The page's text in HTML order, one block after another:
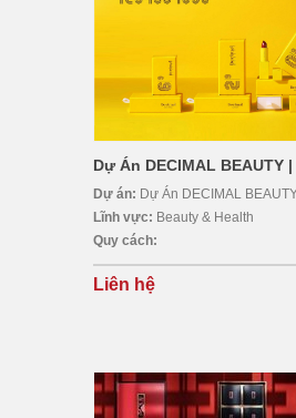
Dự Án DECIMAL BEAUTY |
Dự án: Dự Án DECIMAL
Lĩnh vực: Beauty & Health
Quy cách:
Liên hệ